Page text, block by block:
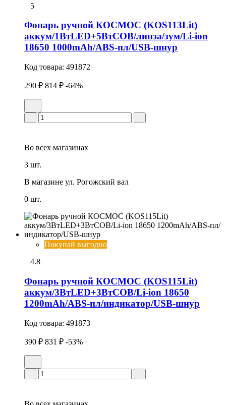
5
Фонарь ручной КОСМОС (KOS113Lit)
аккум/1ВтLED+5ВтCOB/линза/зум/Li-ion
18650 1000mAh/ABS-пл/USB-шнур
Код товара: 491872
290 ₽ 814 ₽ -64%
Во всех магазинах
3 шт.
В магазине ул. Рогожский вал
0 шт.
Покупай выгодно
4.8
Фонарь ручной КОСМОС (KOS115Lit)
аккум/3ВтLED+3ВтCOB/Li-ion 18650
1200mAh/ABS-пл/индикатор/USB-шнур
Код товара: 491873
390 ₽ 831 ₽ -53%